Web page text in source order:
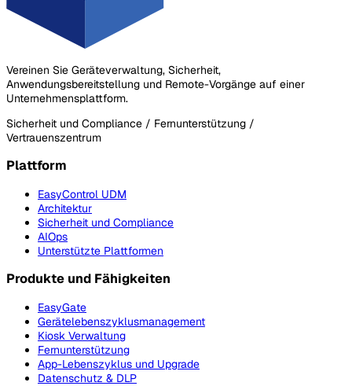
Vereinen Sie Geräteverwaltung, Sicherheit,
Anwendungsbereitstellung und Remote-Vorgänge auf einer
Unternehmensplattform.
Sicherheit und Compliance / Fernunterstützung /
Vertrauenszentrum
Plattform
EasyControl UDM
Architektur
Sicherheit und Compliance
AIOps
Unterstützte Plattformen
Produkte und Fähigkeiten
EasyGate
Gerätelebenszyklusmanagement
Kiosk Verwaltung
Fernunterstützung
App-Lebenszyklus und Upgrade
Datenschutz & DLP